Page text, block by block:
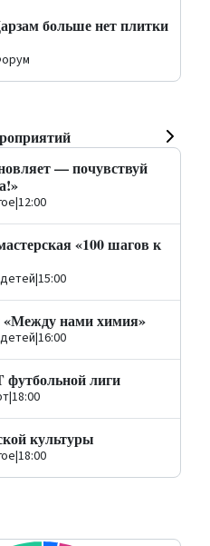
больше нет плитки
— почувствуй
|12:00
«100 шагов к
|15:00
«Между нами химия»
|16:00
лиги
|18:00
культуры
|18:00